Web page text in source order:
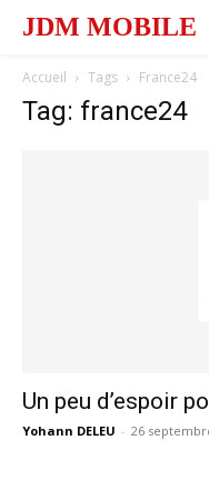
JDM MOBILE
Accueil Tags France24
Tag: france24
Un peu d’espoir
Yohann DELEU - 26